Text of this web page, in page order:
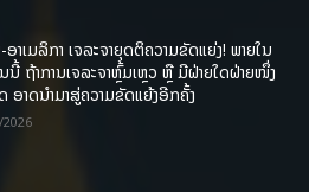
ອາເມລິກາ ເຈລະຈາຍຸດຕິຄວາມຂັດແຍ່ງ! ພາຍໃນ
ນີ້ ຖ້າການເຈລະຈາຫຼົ້ມເຫຼວ ຫຼື ມີຝ່າຍໃດຝ່າຍໜຶ່ງ
ອາດນໍາມາສູ່ຄວາມຂັດແຍ້ງອີກຄັ້ງ